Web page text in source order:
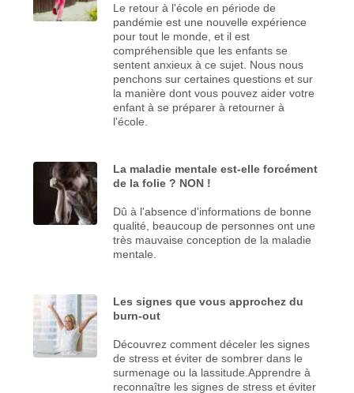
Le retour à l'école en période de
pandémie est une nouvelle expérience
pour tout le monde, et il est
compréhensible que les enfants se
sentent anxieux à ce sujet. Nous nous
penchons sur certaines questions et sur
la manière dont vous pouvez aider votre
enfant à se préparer à retourner à
l'école.
La maladie mentale est-elle forcément
de la folie ? NON !
Dû à l'absence d'informations de bonne
qualité, beaucoup de personnes ont une
très mauvaise conception de la maladie
mentale.
Les signes que vous approchez du
burn-out
Découvrez comment déceler les signes
de stress et éviter de sombrer dans le
surmenage ou la lassitude.Apprendre à
reconnaître les signes de stress et éviter